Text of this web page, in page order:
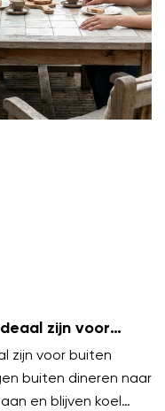
zijn voor
zijn voor buiten
buiten dineren naar
en blijven koel